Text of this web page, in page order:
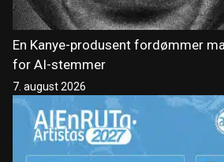
En Kanye-produsent fordømmer
for AI-stemmer
7. august 2026